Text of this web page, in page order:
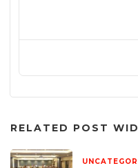
RELATED POST